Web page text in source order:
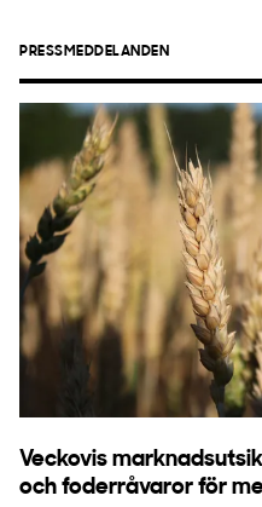
PRESSMEDDELANDEN
Veckovis
och foderråvaror för